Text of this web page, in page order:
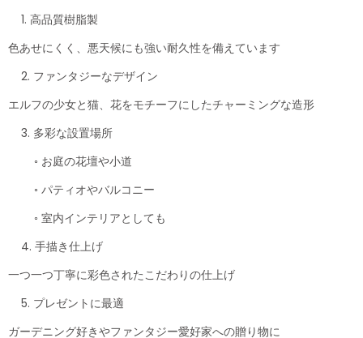
1. 高品質樹脂製
色あせにくく、悪天候にも強い耐久性を備えています
2. ファンタジーなデザイン
エルフの少女と猫、花をモチーフにしたチャーミングな造形
3. 多彩な設置場所
◦ お庭の花壇や小道
◦ パティオやバルコニー
◦ 室内インテリアとしても
4. 手描き仕上げ
一つ一つ丁寧に彩色されたこだわりの仕上げ
5. プレゼントに最適
ガーデニング好きやファンタジー愛好家への贈り物に